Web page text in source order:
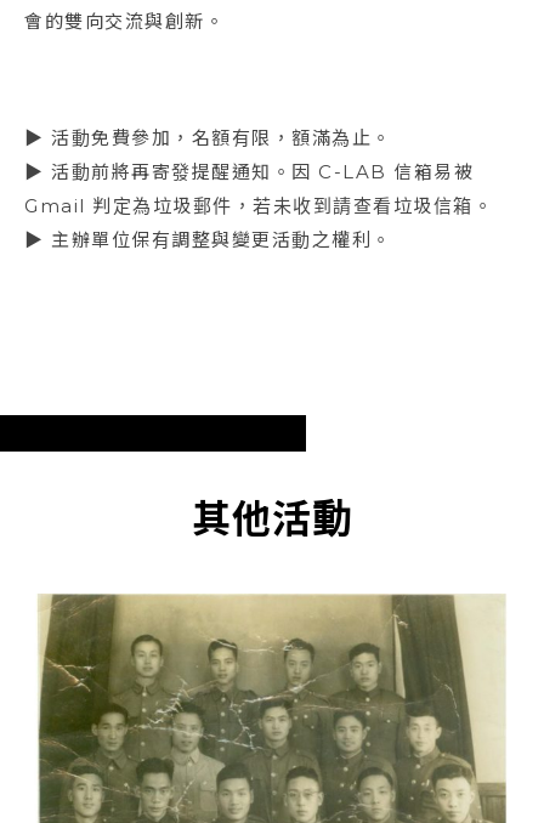
會的雙向交流與創新。
▶ 活動免費參加，名額有限，額滿為止。
▶ 活動前將再寄發提醒通知。因 C-LAB 信箱易被
Gmail 判定為垃圾郵件，若未收到請查看垃圾信箱。
▶ 主辦單位保有調整與變更活動之權利。
其他活動